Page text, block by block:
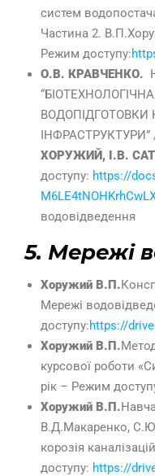
систем
Частина 2.
Режим доступу:
О.В. КРАВЧЕНКО.
ВОДОПІДГОТОВКИ
ІНФРАСТРУКТУРИ”
ХОРУЖИЙ, І.В.
доступу: https://
водовідведення
5. Мережі
Хоружий В.П.
Мережі
доступу:https://
Хоружий В.П.
курсової роботи
рік – Режим
Хоружий В.П.
В.Д.Макаренко,
корозія
доступу: https://